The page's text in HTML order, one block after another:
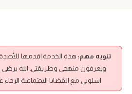
تنويه مهم: هذة الخدمة اقدمها
ويعرفون منهجي وطريقتي. الله يرضى
اسلوبي مع القضايا الاجتماعية